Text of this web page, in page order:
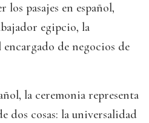
pasajes en español,
egipcio, la
de negocios de
la ceremonia representa
dos cosas: la universalidad